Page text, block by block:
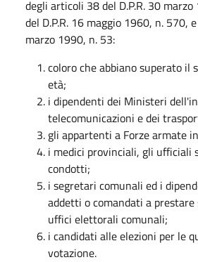
degli articoli 38 del D.P.R. 30
del D.P.R. 16 maggio 1960, n. 570,
marzo 1990, n. 53:
coloro che abbiano superato il
età;
i dipendenti dei Ministeri
telecomunicazioni e dei
gli appartenti a Forze armate
i medici provinciali, gli ufficiali
condotti;
i segretari comunali ed i
addetti o comandati a prestare
uffici elettorali comunali;
i candidati alle elezioni per le
votazione.